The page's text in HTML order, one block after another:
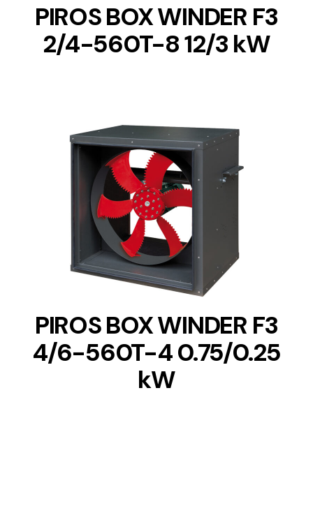
PIROS BOX WINDER F3
2/4-560T-8 12/3 kW
DETAILS
PIROS BOX WINDER F3
4/6-560T-4 0.75/0.25
kW